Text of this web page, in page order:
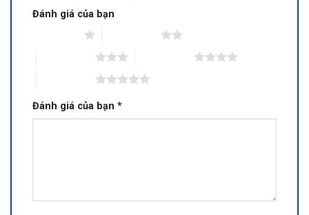
Đánh giá của bạn
Đánh giá của bạn *